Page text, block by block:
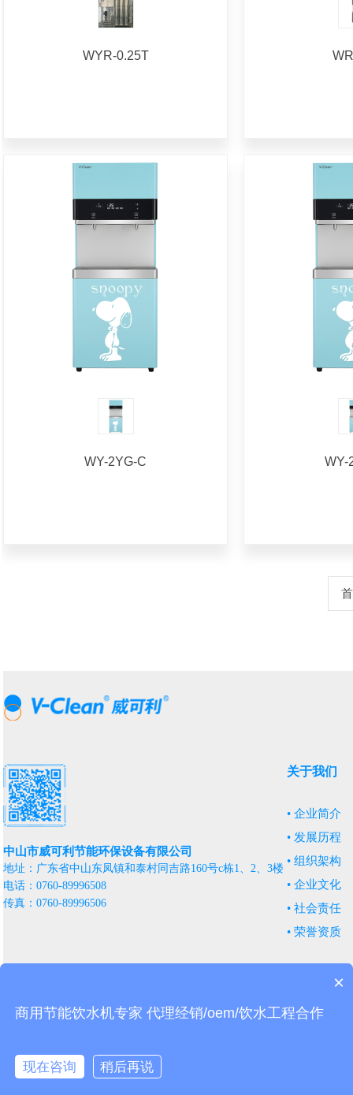
WYR-0.25T
WY-2YG-C WY-
中山市威可利节能环保设备有限公司
地址：广东省中山东凤镇和泰村同吉路160号c栋1、2、3楼
电话：0760-89996508
传真：0760-89996506
关于我们
• 企业简介
• 发展历程
• 组织架构
• 企业文化
• 社会责任
• 荣誉资质
友情链接： VOCs活性炭 果壳活性炭
×
商用节能饮水机专家 代理经销/oem/饮水工程合作
现在咨询 稍后再说